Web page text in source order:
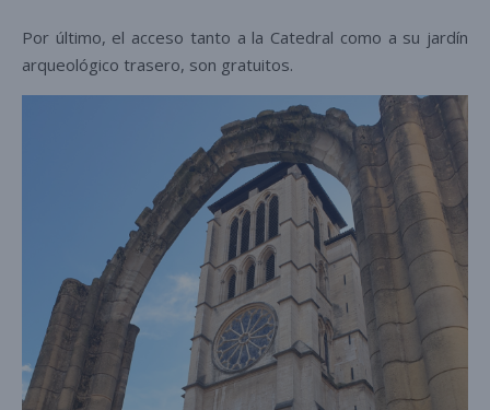
Por último, el acceso tanto a la Catedral como a su jardín
arqueológico trasero, son gratuitos.